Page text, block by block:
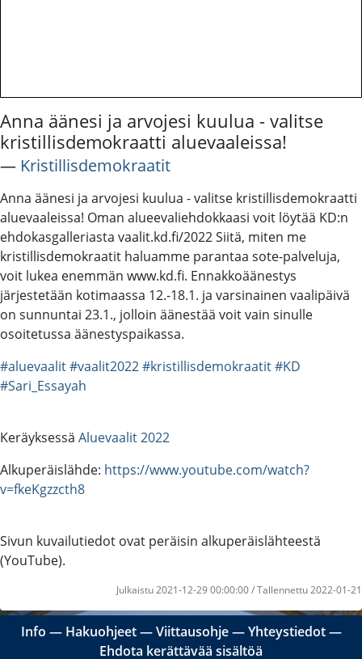
Anna äänesi ja arvojesi kuulua - valitse
kristillisdemokraatti aluevaaleissa!
― Kristillisdemokraatit
Anna äänesi ja arvojesi kuulua - valitse kristillisdemokraatti
aluevaaleissa! Oman alueevaliehdokkaasi voit löytää KD:n
ehdokasgalleriasta vaalit.kd.fi/2022 Siitä, miten me
kristillisdemokraatit haluamme parantaa sote-palveluja,
voit lukea enemmän www.kd.fi. Ennakkoäänestys
järjestetään kotimaassa 12.-18.1. ja varsinainen vaalipäivä
on sunnuntai 23.1., jolloin äänestää voit vain sinulle
osoitetussa äänestyspaikassa.
#aluevaalit#vaalit2022#kristillisdemokraatit#KD
#Sari_Essayah
Keräyksessä Aluevaalit 2022
Alkuperäislähde: https://www.youtube.com/watch?
v=fkeKgzzcth8
Sivun kuvailutiedot ovat peräisin alkuperäislähteestä
(YouTube).
Julkaistu 2021-12-29 00:00:00 / Tallennettu 2022-01-21
Info ― Hakuohjeet―Viittausohje―Yhteystiedot―
Ehdota kerättävää sisältöä